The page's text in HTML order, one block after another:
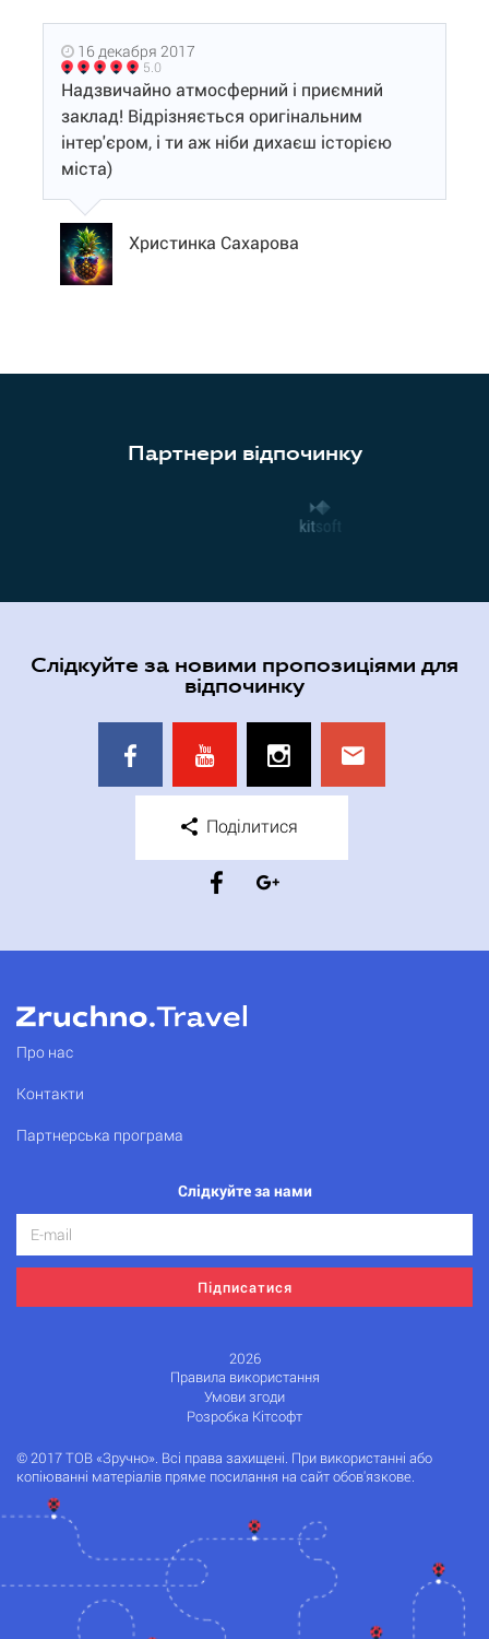
16 декабря 2017
5.0
Надзвичайно атмосферний і приємний
заклад! Відрізняється оригінальним
інтер'єром, і ти аж ніби дихаєш історією
міста)
Христинка Сахарова
Партнери відпочинку
Слідкуйте за новими пропозиціями для
відпочинку
Поділитися
Про нас
Контакти
Партнерська програма
Слідкуйте за нами
Підписатися
2026
Правила використання
Умови згоди
Розробка Кітсофт
© 2017 ТОВ «Зручно». Всі права захищені. При використанні або
копіюванні матеріалів пряме посилання на сайт обов'язкове.